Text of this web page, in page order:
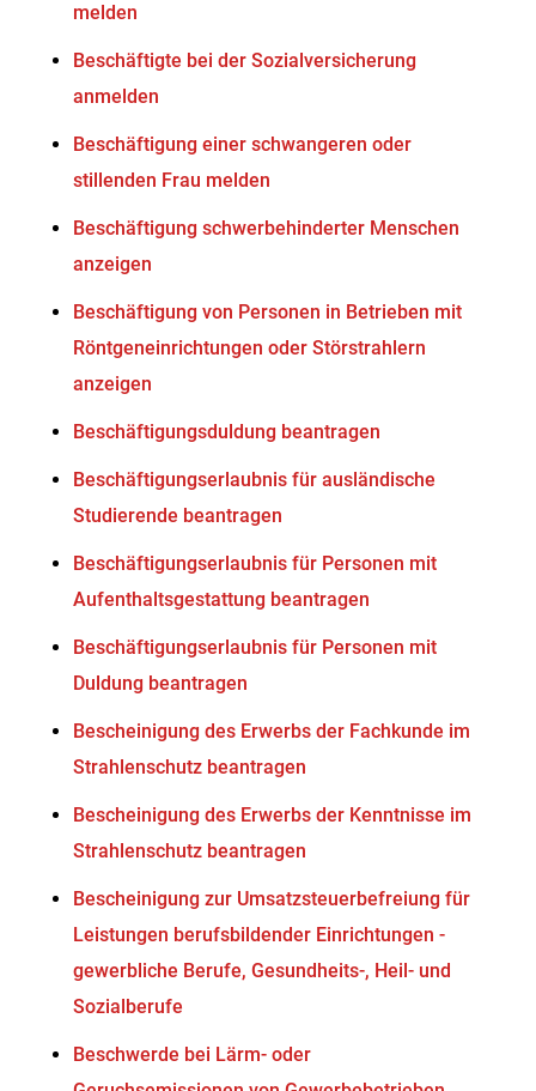
melden
Beschäftigte bei der Sozialversicherung
anmelden
Beschäftigung einer schwangeren oder
stillenden Frau melden
Beschäftigung schwerbehinderter Menschen
anzeigen
Beschäftigung von Personen in Betrieben mit
Röntgeneinrichtungen oder Störstrahlern
anzeigen
Beschäftigungsduldung beantragen
Beschäftigungserlaubnis für ausländische
Studierende beantragen
Beschäftigungserlaubnis für Personen mit
Aufenthaltsgestattung beantragen
Beschäftigungserlaubnis für Personen mit
Duldung beantragen
Bescheinigung des Erwerbs der Fachkunde im
Strahlenschutz beantragen
Bescheinigung des Erwerbs der Kenntnisse im
Strahlenschutz beantragen
Bescheinigung zur Umsatzsteuerbefreiung für
Leistungen berufsbildender Einrichtungen -
gewerbliche Berufe, Gesundheits-, Heil- und
Sozialberufe
Beschwerde bei Lärm- oder